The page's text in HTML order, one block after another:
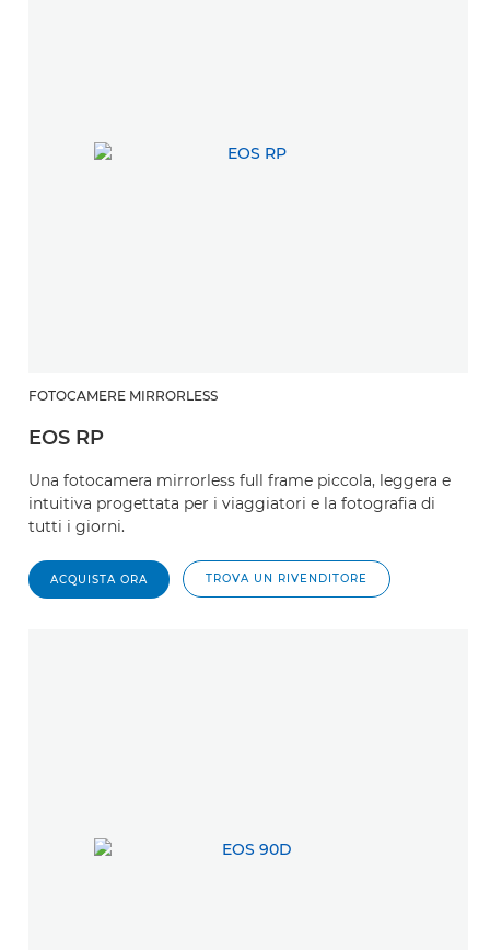
FOTOCAMERE MIRRORLESS
EOS RP
Una fotocamera mirrorless full frame piccola, leggera e
intuitiva progettata per i viaggiatori e la fotografia di
tutti i giorni.
ACQUISTA ORA TROVA UN RIVENDITORE